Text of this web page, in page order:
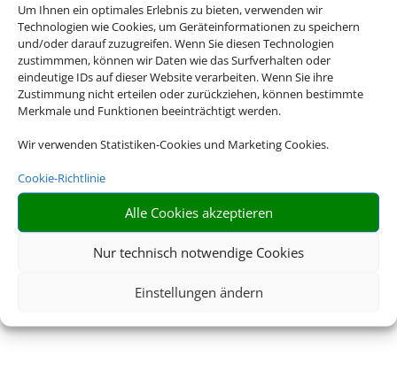
Um Ihnen ein optimales Erlebnis zu bieten, verwenden wir
Technologien wie Cookies, um Geräteinformationen zu speichern
und/oder darauf zuzugreifen. Wenn Sie diesen Technologien
zustimmmen, können wir Daten wie das Surfverhalten oder
eindeutige IDs auf dieser Website verarbeiten. Wenn Sie ihre
Zustimmung nicht erteilen oder zurückziehen, können bestimmte
Merkmale und Funktionen beeinträchtigt werden.
Wir verwenden Statistiken-Cookies und Marketing Cookies.
Cookie-Richtlinie
Alle Cookies akzeptieren
Nur technisch notwendige Cookies
Einstellungen ändern